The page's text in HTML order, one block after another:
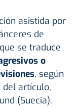
asistida por
de
se traduce
o
, según
artículo,
(Suecia).